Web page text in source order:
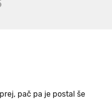
pač pa je postal še